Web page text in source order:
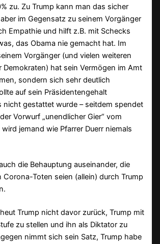
zu. Zu Trump kann man das sicher
im Gegensatz zu seinem Vorgänger
Empathie und hilft z.B. mit Schecks
das Obama nie gemacht hat. Im
Vorgänger (und vielen weiteren
Demokraten) hat sein Vermögen im Amt
sondern sich sehr deutlich
auf sein Präsidentengehalt
nicht gestattet wurde – seitdem spendet
Vorwurf „unendlicher Gier“ vom
jemand wie Pfarrer Duerr niemals
die Behauptung auseinander, die
Corona-Toten seien (allein) durch Trump
Trump nicht davor zurück, Trump mit
zu stellen und ihn als Diktator zu
nimmt sich sein Satz, Trump habe